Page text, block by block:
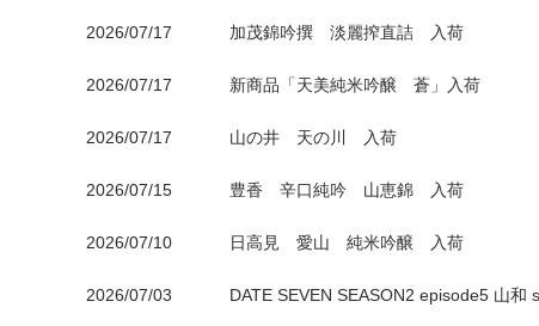
2026/07/17 加茂錦吟撰 淡麗搾直詰 入荷
2026/07/17 新商品「天美純米吟醸 蒼」入荷
2026/07/17 山の井 天の川 入荷
2026/07/15 豊香 辛口純吟 山恵錦 入荷
2026/07/10 日高見 愛山 純米吟醸 入荷
2026/07/03 DATE SEVEN SEASON2 episode5 山